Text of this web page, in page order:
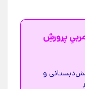
پرورشِ
و